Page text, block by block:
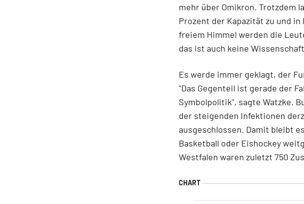
mehr über Omikron. Trotzdem
Prozent der Kapazität zu und
freiem Himmel werden die
das ist auch keine
Es werde immer geklagt, der
"Das Gegenteil ist gerade der
Symbolpolitik", sagte Watzke.
der steigenden Infektionen
ausgeschlossen. Damit bleibt
Basketball oder Eishockey
Westfalen waren zuletzt 750